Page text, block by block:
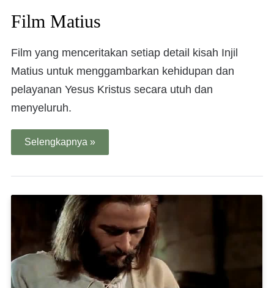
Film Matius
Film yang menceritakan setiap detail kisah Injil
Matius untuk menggambarkan kehidupan dan
pelayanan Yesus Kristus secara utuh dan
menyeluruh.
Selengkapnya »